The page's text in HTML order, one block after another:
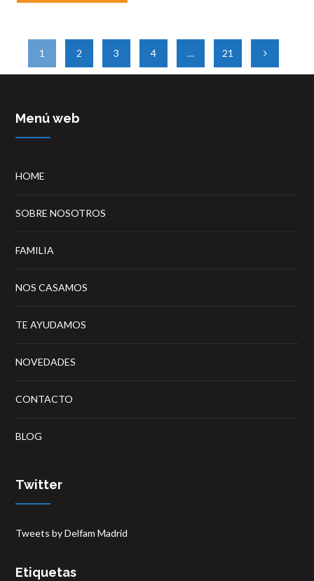
1 2 3 4 … 21
Menú web
HOME
SOBRE NOSOTROS
FAMILIA
NOS CASAMOS
TE AYUDAMOS
NOVEDADES
CONTACTO
BLOG
Twitter
Tweets by Delfam Madrid
Etiquetas